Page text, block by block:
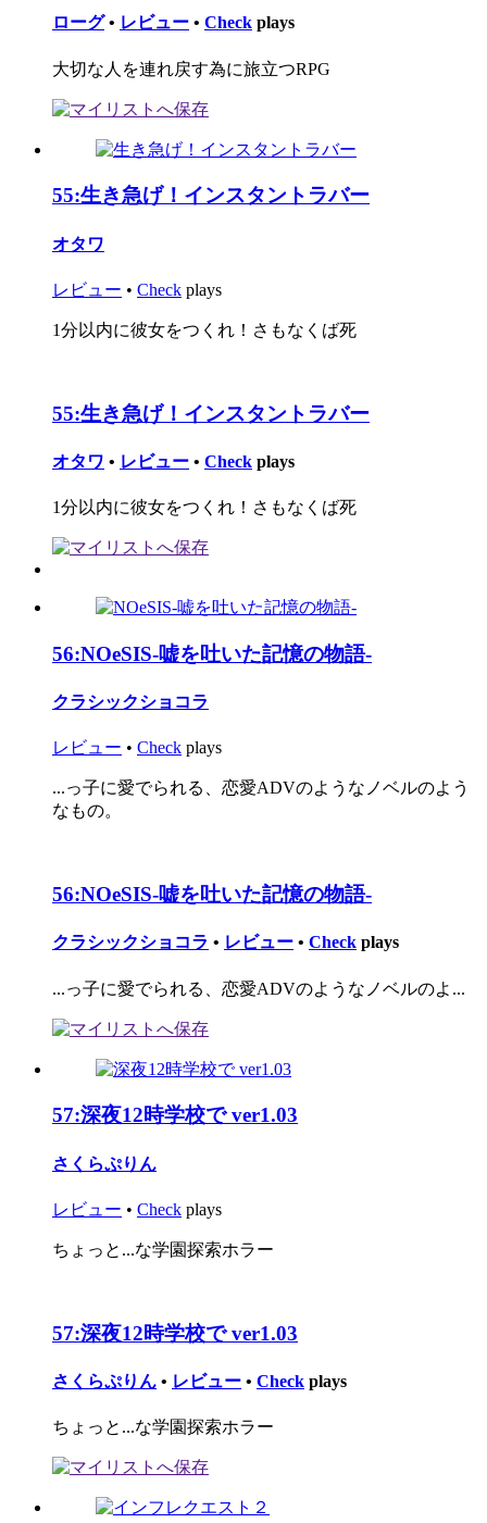
ローグ • レビュー • Check plays
大切な人を連れ戻す為に旅立つRPG
55:生き急げ！インスタントラバー
オタワ
レビュー • Check plays
1分以内に彼女をつくれ！さもなくば死
55:生き急げ！インスタントラバー
オタワ • レビュー • Check plays
1分以内に彼女をつくれ！さもなくば死
56:NOeSIS-嘘を吐いた記憶の物語-
クラシックショコラ
レビュー • Check plays
...っ子に愛でられる、恋愛ADVのようなノベルのよう
なもの。
56:NOeSIS-嘘を吐いた記憶の物語-
クラシックショコラ • レビュー • Check plays
...っ子に愛でられる、恋愛ADVのようなノベルのよ...
57:深夜12時学校で ver1.03
さくらぷりん
レビュー • Check plays
ちょっと...な学園探索ホラー
57:深夜12時学校で ver1.03
さくらぷりん • レビュー • Check plays
ちょっと...な学園探索ホラー